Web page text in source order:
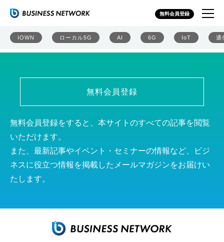
無料会員登録
IOWN ローカル5G AI 6G IoT 通
ソフトバンク株式会社
無料会員登録
無料会員登録をすると、本サイトのすべての記事を閲覧
いただけます。
また、最新記事やイベント・セミナーの情報など、ビジ
ネスに役立つ情報を掲載したメールマガジンをお届けい
たします。